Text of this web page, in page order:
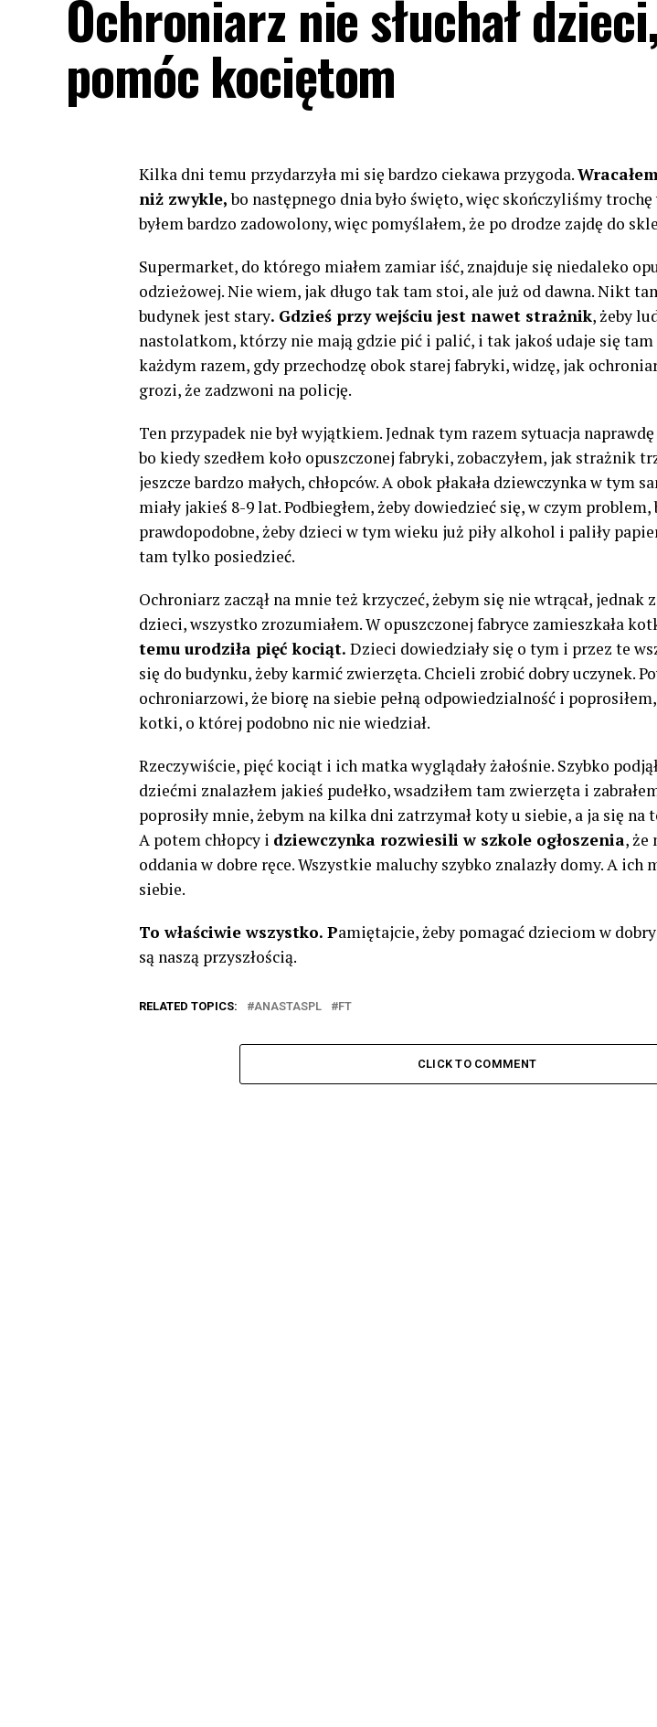
Ochroniarz nie słuchał
pomóc kociętom
Kilka dni temu przydarzyła mi się bardzo ciekawa przygoda.
niż zwykle,bo następnego dnia było święto, więc skończyliśmy
byłem bardzo zadowolony, ​​więc pomyślałem, że po drodze zajdę do
Supermarket, do którego miałem zamiar iść, znajduje się niedaleko
odzieżowej. Nie wiem, jak długo tak tam stoi, ale już od dawna. Nikt
budynek jest stary. Gdzieś przy wejściu jest nawet strażnik, żeby
nastolatkom, którzy nie mają gdzie pić i palić, i tak jakoś udaje się tam
każdym razem, gdy przechodzę obok starej fabryki, widzę, jak
grozi, że zadzwoni na policję.
Ten przypadek nie był wyjątkiem. Jednak tym razem sytuacja
bo kiedy szedłem koło opuszczonej fabryki, zobaczyłem, jak strażnik
jeszcze bardzo małych, chłopców. A obok płakała dziewczynka w tym
miały jakieś 8-9 lat. Podbiegłem, żeby dowiedzieć się, w czym problem,
prawdopodobne, żeby dzieci w tym wieku już piły alkohol i paliły
tam tylko posiedzieć.
Ochroniarz zaczął na mnie też krzyczeć, żebym się nie wtrącał, jednak
dzieci, wszystko zrozumiałem. W opuszczonej fabryce zamieszkała
temu urodziła pięć kociąt. Dzieci dowiedziały się o tym i przez te
się do budynku, żeby karmić zwierzęta. Chcieli zrobić dobry uczynek.
ochroniarzowi, że biorę na siebie pełną odpowiedzialność i poprosiłem,
kotki, o której podobno nic nie wiedział.
Rzeczywiście, pięć kociąt i ich matka wyglądały żałośnie. Szybko
dziećmi znalazłem jakieś pudełko, wsadziłem tam zwierzęta i
poprosiły mnie, żebym na kilka dni zatrzymał koty u siebie, a ja się na
A potem chłopcy i dziewczynka rozwiesili w szkole ogłoszenia, że
oddania w dobre ręce. Wszystkie maluchy szybko znalazły domy. A ich
siebie.
To właściwie wszystko. Pamiętajcie, żeby pomagać dzieciom w
są naszą przyszłością.
RELATED TOPICS: ANASTASPL FT
CLICK TO COMMENT